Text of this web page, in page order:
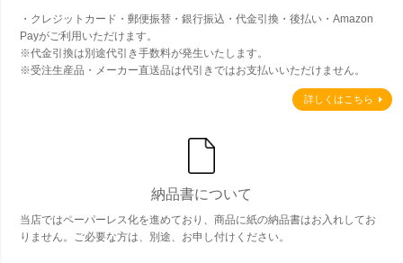
・クレジットカード・郵便振替・銀行振込・代金引換・後払い・Amazon
Payがご利用いただけます。
※代金引換は別途代引き手数料が発生いたします。
※受注生産品・メーカー直送品は代引きではお支払いいただけません。
詳しくはこちら
納品書について
当店ではペーパーレス化を進めており、商品に紙の納品書はお入れしてお
りません。ご必要な方は、別途、お申し付けください。